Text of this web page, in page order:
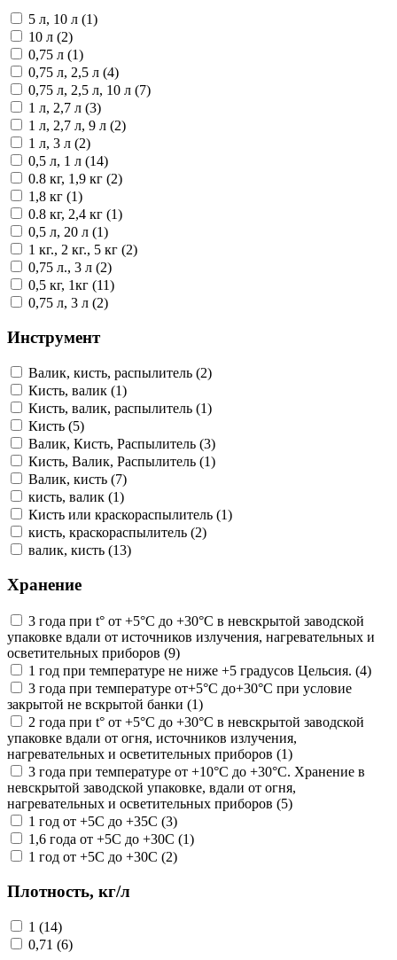
5 л, 10 л (1)
10 л (2)
0,75 л (1)
0,75 л, 2,5 л (4)
0,75 л, 2,5 л, 10 л (7)
1 л, 2,7 л (3)
1 л, 2,7 л, 9 л (2)
1 л, 3 л (2)
0,5 л, 1 л (14)
0.8 кг, 1,9 кг (2)
1,8 кг (1)
0.8 кг, 2,4 кг (1)
0,5 л, 20 л (1)
1 кг., 2 кг., 5 кг (2)
0,75 л., 3 л (2)
0,5 кг, 1кг (11)
0,75 л, 3 л (2)
Инструмент
Валик, кисть, распылитель (2)
Кисть, валик (1)
Кисть, валик, распылитель (1)
Кисть (5)
Валик, Кисть, Распылитель (3)
Кисть, Валик, Распылитель (1)
Валик, кисть (7)
кисть, валик (1)
Кисть или краскораспылитель (1)
кисть, краскораспылитель (2)
валик, кисть (13)
Хранение
3 года при t° от +5°С до +30°С в невскрытой заводской
упаковке вдали от источников излучения, нагревательных и
осветительных приборов (9)
1 год при температуре не ниже +5 градусов Цельсия. (4)
3 года при температуре от+5°С до+30°С при условие
закрытой не вскрытой банки (1)
2 года при t° от +5°С до +30°С в невскрытой заводской
упаковке вдали от огня, источников излучения,
нагревательных и осветительных приборов (1)
3 года при температуре от +10°С до +30°С. Хранение в
невскрытой заводской упаковке, вдали от огня,
нагревательных и осветительных приборов (5)
1 год от +5С до +35С (3)
1,6 года от +5С до +30С (1)
1 год от +5С до +30С (2)
Плотность, кг/л
1 (14)
0,71 (6)